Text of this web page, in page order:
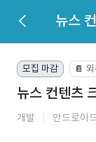
뉴스
모집 마감 📔
뉴스 컨텐츠
개발 안드로이